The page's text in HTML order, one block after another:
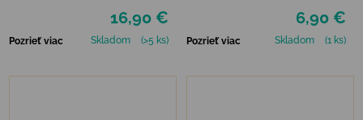
16,90 €
Pozrieť viac Skladom (>5 ks)
6,90 €
Pozrieť viac Skladom (1 ks)